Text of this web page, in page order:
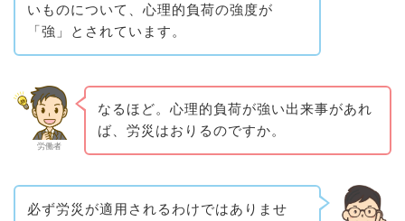
いものについて、心理的負荷の強度が
「強」とされています。
労働者
なるほど。心理的負荷が強い出来事があれ
ば、労災はおりるのですか。
必ず労災が適用されるわけではありませ